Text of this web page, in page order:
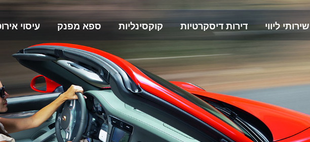
שירותי ליווי דירות דיסקרטיות קוקסינליות ספא מפנק עיסוי